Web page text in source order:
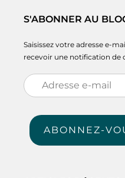
S'ABONNER AU
Saisissez votre adresse e-
recevoir une notification de
Adresse
e-
mail
ABONNEZ-